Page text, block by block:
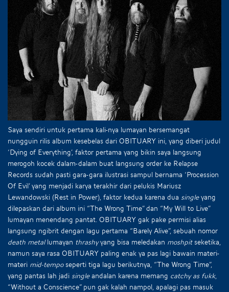
Saya sendiri untuk pertama kali-nya lumayan bersemangat
nungguin rilis album kesebelas dari OBITUARY ini, yang diberi judul
‘Dying of Everything’, faktor pertama yang bikin saya langsung
merogoh kocek dalam-dalam buat langsung order ke Relapse
Records sudah pasti gara-gara ilustrasi sampul bernama ‘Procession
Of Evil’ yang menjadi karya terakhir dari pelukis Mariusz
Lewandowski (Rest in Power), faktor kedua karena dua singleyang
dilepaskan dari album ini “The Wrong Time” dan “My Will to Live”
lumayan menendang pantat. OBITUARY gak pake permisi alias
langsung ngibrit dengan lagu pertama “Barely Alive”, sebuah nomor
death metallumayan thrashyyang bisa meledakan moshpitseketika,
namun saya rasa OBITUARY paling enak ya pas lagi bawain materi-
materi mid-temposeperti tiga lagu berikutnya, “The Wrong Time”,
yang pantas lah jadi singleandalan karena memang catchy as fukk,
“Without a Conscience” pun gak kalah nampol, apalagi pas masuk